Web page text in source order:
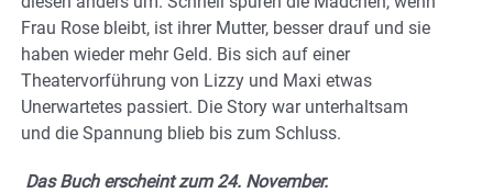
Frau Rose bleibt, ist ihrer Mutter, besser drauf und sie
haben wieder mehr Geld. Bis sich auf einer
Theatervorführung von Lizzy und Maxi etwas
Unerwartetes passiert. Die Story war unterhaltsam
und die Spannung blieb bis zum Schluss.
Das Buch erscheint zum 24. November.